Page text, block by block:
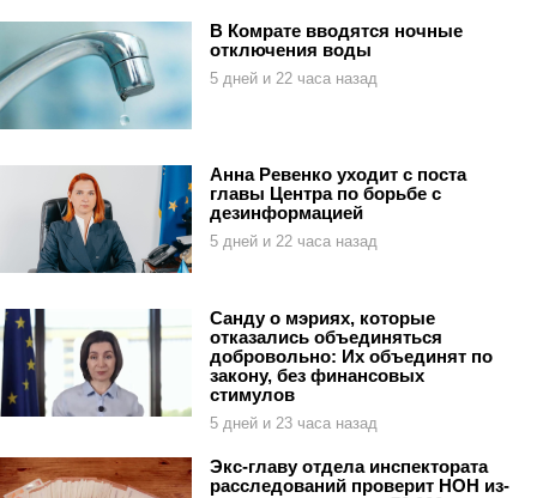
В Комрате вводятся ночные
отключения воды
5 дней и 22 часа назад
Анна Ревенко уходит с поста
главы Центра по борьбе с
дезинформацией
5 дней и 22 часа назад
Санду о мэриях, которые
отказались объединяться
добровольно: Их объединят по
закону, без финансовых
стимулов
5 дней и 23 часа назад
Экс-главу отдела инспектората
расследований проверит НОН из-